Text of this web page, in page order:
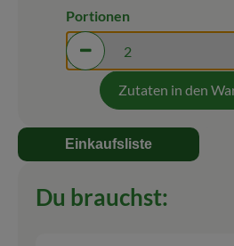
Portionen verringern
Portionen
Zutaten in den
Einkaufsliste
Du brauchst: